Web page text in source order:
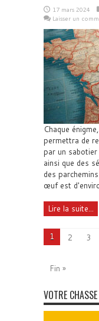
17 mars 2024
Laisser un
Chaque
permettra de
par un
ainsi que des
des
œuf est
Lire la suite...
1 2 3
Fin »
VOTRE